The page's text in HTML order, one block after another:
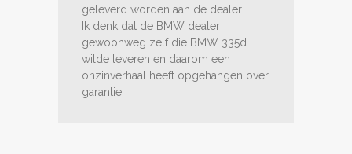
geleverd worden aan de dealer.
Ik denk dat de BMW dealer
gewoonweg zelf die BMW 335d
wilde leveren en daarom een
onzinverhaal heeft opgehangen over
garantie.